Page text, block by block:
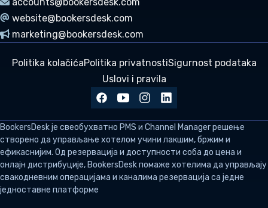
website@bookersdesk.com
marketing@bookersdesk.com
Politika kolačićaPolitika privatnostiSigurnost podataka
Uslovi i pravila
BookersDeskје свеобухватно PMS и Channel Manager решење
створено да управљање хотелом учини лакшим, бржим и
ефикаснијим. Од резервација и доступности соба до цена и
онлајн дистрибуције, BookersDesk помаже хотелима да управљају
свакодневним операцијама и каналима резервација са једне
једноставне платформе